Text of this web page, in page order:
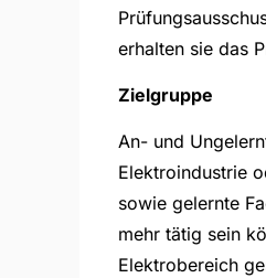
erhalten sie das
Zielgruppe
An- und
Elektroindustrie
sowie gelernte
mehr tätig sein
Elektrobereich